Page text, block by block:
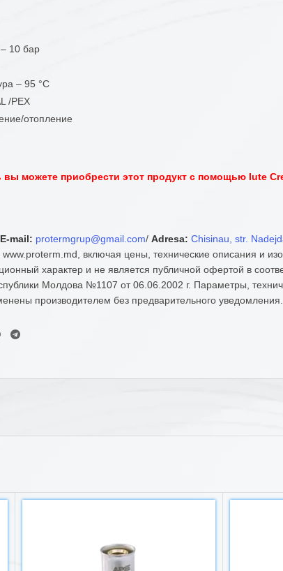
10 бар
– 95 °С
/PEX
отопление
вы можете приобрести этот продукт с помощью Iute
E-mail: protermgrup@gmail.com/Adresa: Chisinau, str.
www.proterm.md, включая цены, технические описания и
характер и не является публичной офертой в
Молдова №1107 от 06.06.2002 г. Параметры,
производителем без предварительного уведомления.